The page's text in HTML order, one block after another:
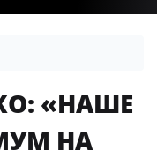
«НАШЕ
НА